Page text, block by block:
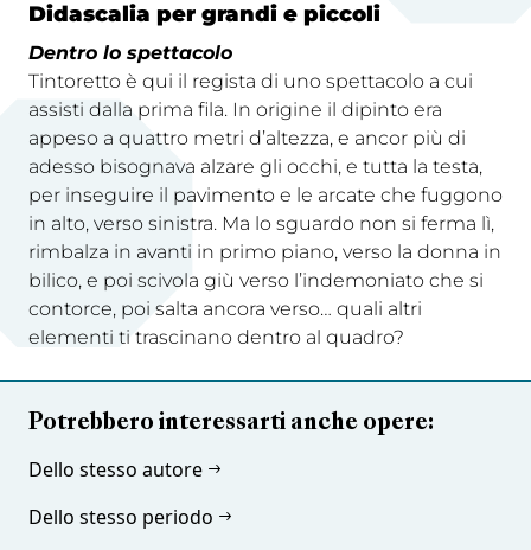
Didascalia per grandi e piccoli
Dentro lo spettacolo
Tintoretto è qui il regista di uno spettacolo a cui
assisti dalla prima fila. In origine il dipinto era
appeso a quattro metri d’altezza, e ancor più di
adesso bisognava alzare gli occhi, e tutta la testa,
per inseguire il pavimento e le arcate che fuggono
in alto, verso sinistra. Ma lo sguardo non si ferma lì,
rimbalza in avanti in primo piano, verso la donna in
bilico, e poi scivola giù verso l’indemoniato che si
contorce, poi salta ancora verso… quali altri
elementi ti trascinano dentro al quadro?
Potrebbero interessarti anche opere:
Dello stesso autore
Dello stesso periodo